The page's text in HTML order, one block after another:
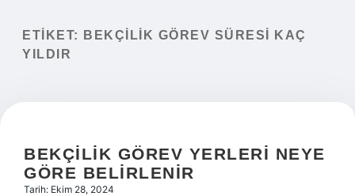
Yasal Uyarı
ETIKET:
BEKÇILIK GÖREV SÜRESI KAÇ
YILDIR
BEKÇILIK GÖREV YERLERI NEYE
GÖRE BELIRLENIR
Tarih: Ekim 28, 2024